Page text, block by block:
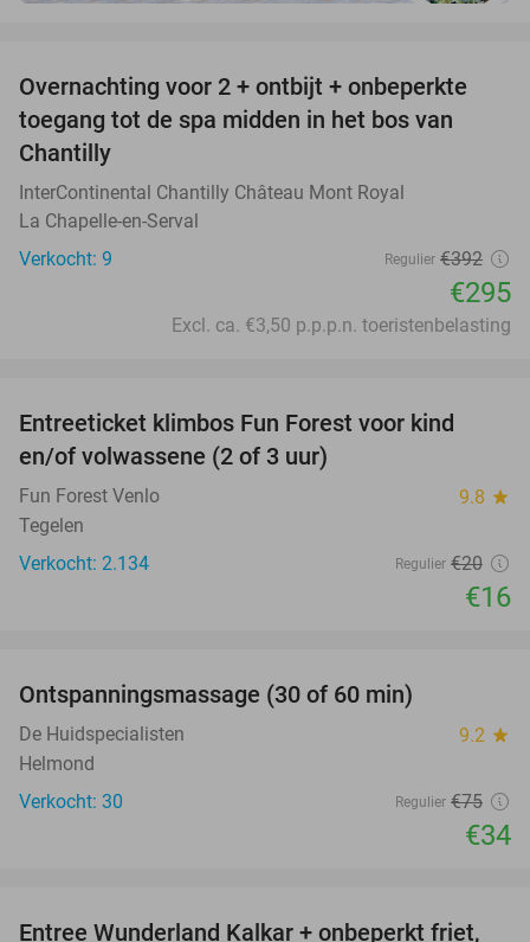
25%
Overnachting voor 2 + ontbijt + onbeperkte
toegang tot de spa midden in het bos van
Chantilly
InterContinental Chantilly Château Mont Royal
La Chapelle-en-Serval
Verkocht: 9
Regulier €392
€295
Excl. ca. €3,50 p.p.p.n. toeristenbelasting
Entreeticket klimbos Fun Forest voor kind
en/of volwassene (2 of 3 uur)
Fun Forest Venlo 9.8 star
Tegelen
Verkocht: 2.134
Regulier €20
€16
Ontspanningsmassage (30 of 60 min)
De Huidspecialisten 9.2 star
Helmond
Verkocht: 30
Regulier €75
€34
Entree Wunderland Kalkar + onbeperkt friet,